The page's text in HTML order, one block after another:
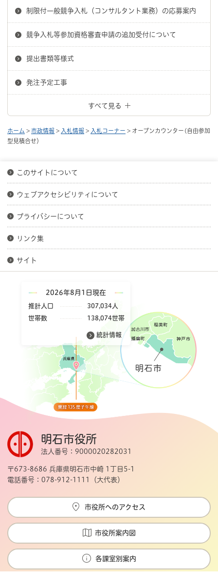
制限付一般競争入札（コンサルタント業務）の応募案内
競争入札等参加資格審査申請の追加受付について
提出書類等様式
発注予定工事
すべて見る
ホーム > 市政情報 > 入札情報 > 入札コーナー > オープンカウンター(自由参加
型見積合せ）
このサイトについて
ウェブアクセシビリティについて
プライバシーについて
リンク集
サイト
2026年8月1日現在
推計人口
307,034人
世帯数
138,074世帯
統計情報
明石市役所
法人番号：9000020282031
〒673-8686 兵庫県明石市中崎 1丁目5-1
電話番号：078-912-1111（大代表）
市役所へのアクセス
市役所案内図
各課室別案内